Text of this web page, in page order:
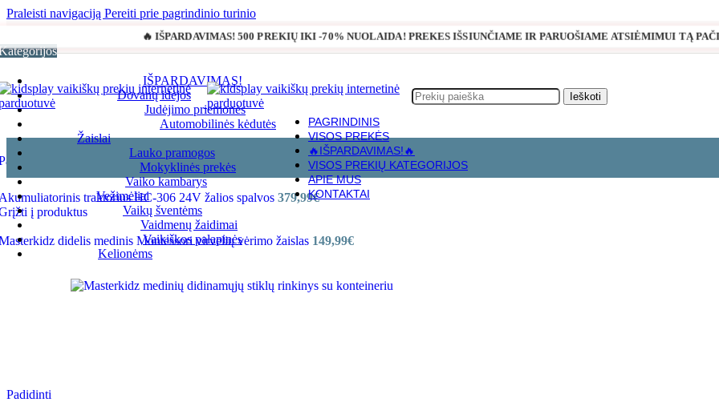
Praleisti navigaciją Pereiti prie pagrindinio turinio
🔥 IŠPARDAVIMAS! 500 PREKIŲ IKI -70% NUOLAIDA! PREKES IŠSIUNČIAME IR PARUOŠIAME ATSIĖMIMUI TĄ
Ieškoti
IŠPARDAVIMAS!
Dovanų idėjos
Judėjimo priemonės
Automobilinės kėdutės
Žaislai
Lauko pramogos
Mokyklinės prekės
Vaiko kambarys
Vežimėliai
Vaikų šventėms
Vaidmenų žaidimai
Vaikiškos palapinės
Kelionėms
PAGRINDINIS
VISOS PREKĖS
🔥IŠPARDAVIMAS!🔥
VISOS PREKIŲ KATEGORIJOS
APIE MUS
KONTAKTAI
»Masterkidz medinių didinamųjų stiklų rinkinys su konteineriu
traktorius HC‑306 24V žalios spalvos 379,99€
į produktus
didelis medinis Montessori virvelių vėrimo žaislas 149,99€
Padidinti